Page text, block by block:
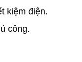
kiệm điện.
công.